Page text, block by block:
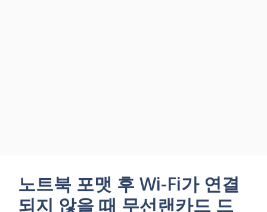
노트북 포맷 후 Wi-Fi가 연결
되지 않을 때 무선랜카드 드